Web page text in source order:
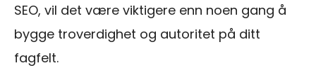
SEO, vil det være viktigere enn noen gang å
bygge troverdighet og autoritet på ditt
fagfelt.